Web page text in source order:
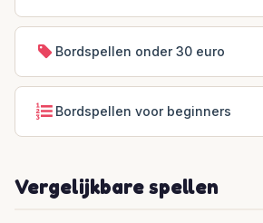
Bordspellen onder 30 euro
Bordspellen voor beginners
Vergelijkbare spellen